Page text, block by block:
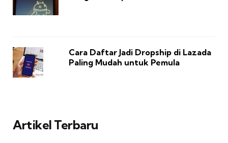
Cara Daftar Jadi Dropship di Lazada
Paling Mudah untuk Pemula
Artikel Terbaru